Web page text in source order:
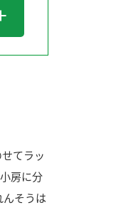
てラッ
房に分
んそうは